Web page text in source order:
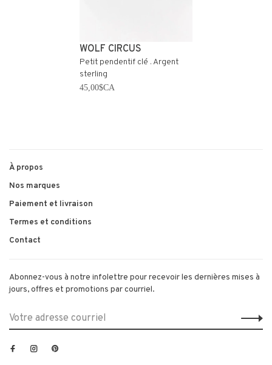
WOLF CIRCUS
Petit pendentif clé . Argent
sterling
45,00$CA
À propos
Nos marques
Paiement et livraison
Termes et conditions
Contact
Abonnez-vous à notre infolettre pour recevoir les dernières mises à
jours, offres et promotions par courriel.